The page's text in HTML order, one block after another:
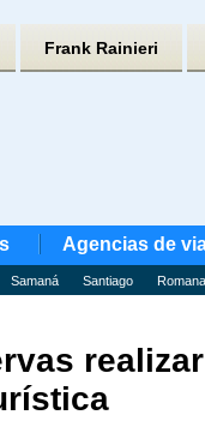
Frank Rainieri
Agencias de
Samaná Santiago
realizar